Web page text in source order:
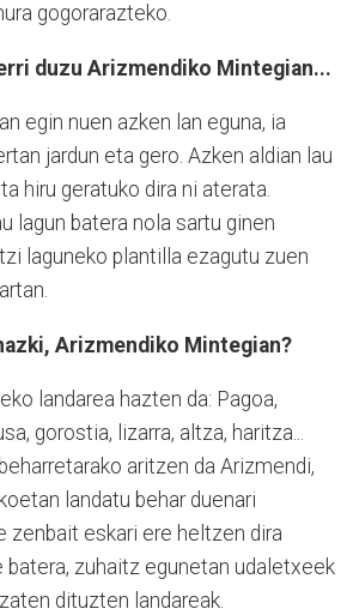
gogorarazteko.
duzu Arizmendiko Mintegian...
egin nuen azken lan eguna, ia
jardun eta gero. Azken aldian lau
hiru geratuko dira ni aterata.
lagun batera nola sartu ginen
laguneko plantilla ezagutu zuen
Arizmendiko Mintegian?
landarea hazten da: Pagoa,
gorostia, lizarra, altza, haritza...
aritzen da Arizmendi,
landatu behar duenari
zenbait eskari ere heltzen dira
batera, zuhaitz egunetan udaletxeek
dituzten landareak.